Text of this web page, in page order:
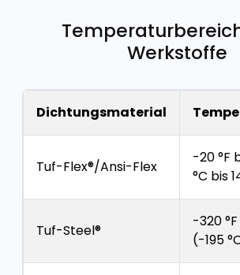
Werkstoffe
Dichtungsmaterial
Tuf-Flex®/Ansi-Flex
-20 °F
°C bis
Tuf-Steel®
-320
(-195